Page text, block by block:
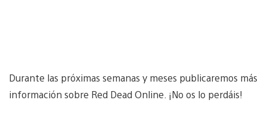
Durante las próximas semanas y meses publicaremos más
información sobre Red Dead Online. ¡No os lo perdáis!